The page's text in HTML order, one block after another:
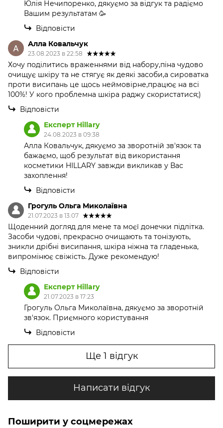
Юлія Нечипоренко, дякуємо за відгук та радіємо
Вашим результатам 🥳
Відповісти
Алла Ковальчук
23.08.2023 в 22:58
Хочу поділитись враженнями від набору,піна чудово
очищує шкіру та не стягує як деякі засоби,а сироватка
проти висипань це щось неймовірне,працює на всі
100%! У кого проблемна шкіра раджу скористатися;)
Відповісти
Експерт Hillary
24.08.2023 в 09:38
Алла Ковальчук, дякуємо за зворотній зв'язок та
бажаємо, щоб результат від використання
косметики HILLARY завжди викликав у Вас
захоплення!
Відповісти
Грогуль Ольга Миколаївна
21.07.2023 в 13:07
Щоденний догляд для мене та моєї донечки підлітка.
Засоби чудові, прекрасно очищають та тонізують,
зникли дрібні висипання, шкіра ніжна та гладенька,
випромінює свіжість. Дуже рекомендую!
Відповісти
Експерт Hillary
21.07.2023 в 17:23
Грогуль Ольга Миколаївна, дякуємо за зворотній
зв'язок. Приємного користування
Відповісти
Ще 1 відгук
Написати відгук
Поширити у соцмережах